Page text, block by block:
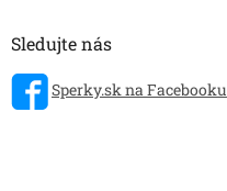
Sledujte nás
Sperky.sk na Facebooku